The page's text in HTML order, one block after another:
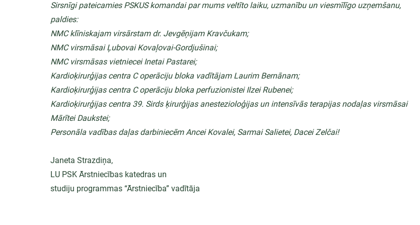
Sirsnīgi pateicamies PSKUS komandai par mums veltīto laiku, uzmanību un viesmīlīgo uzņemšanu,
paldies:
NMC klīniskajam virsārstam dr. Jevgēņijam Kravčukam;
NMC virsmāsai Ļubovai Kovaļovai-Gordjušinai;
NMC virsmāsas vietniecei Inetai Pastarei;
Kardioķirurģijas centra C operāciju bloka vadītājam Laurim Bernānam;
Kardioķirurģijas centra C operāciju bloka perfuzionistei Ilzei Rubenei;
Kardioķirurģijas centra 39. Sirds ķirurģijas anestezioloģijas un intensīvās terapijas nodaļas virsmāsai
Mārītei Daukstei;
Personāla vadības daļas darbiniecēm Ancei Kovalei, Sarmai Salietei, Dacei Zelčai!
Janeta Strazdiņa,
LU PSK Ārstniecības katedras un
studiju programmas “Ārstniecība” vadītāja